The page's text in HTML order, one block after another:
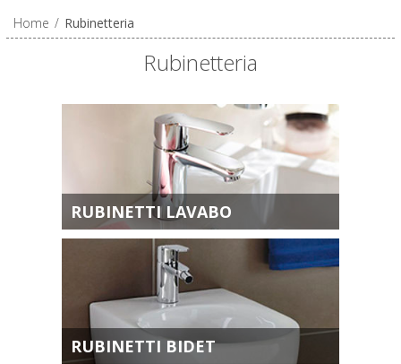
Home / Rubinetteria
Rubinetteria
RUBINETTI LAVABO
RUBINETTI BIDET